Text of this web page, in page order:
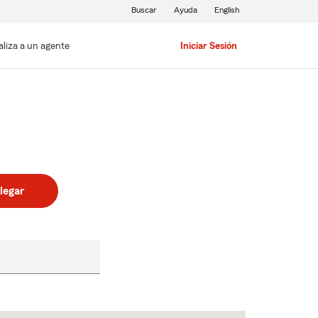
a un agente Iniciar Sesión
Buscar Ayuda English